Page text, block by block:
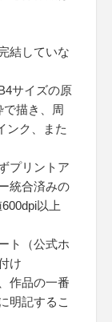
結していな
サイズの原
で描き、周
ンク、また
プリントア
統合済みの
以上
ト（公式ホ
け
作品の一番
明記するこ